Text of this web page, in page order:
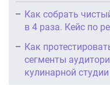
Как собрать
в 4 раза. Кейс по
Как
сегменты
кулинарной студии